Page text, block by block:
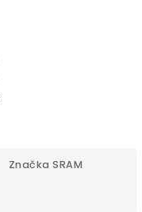
Značka SRAM